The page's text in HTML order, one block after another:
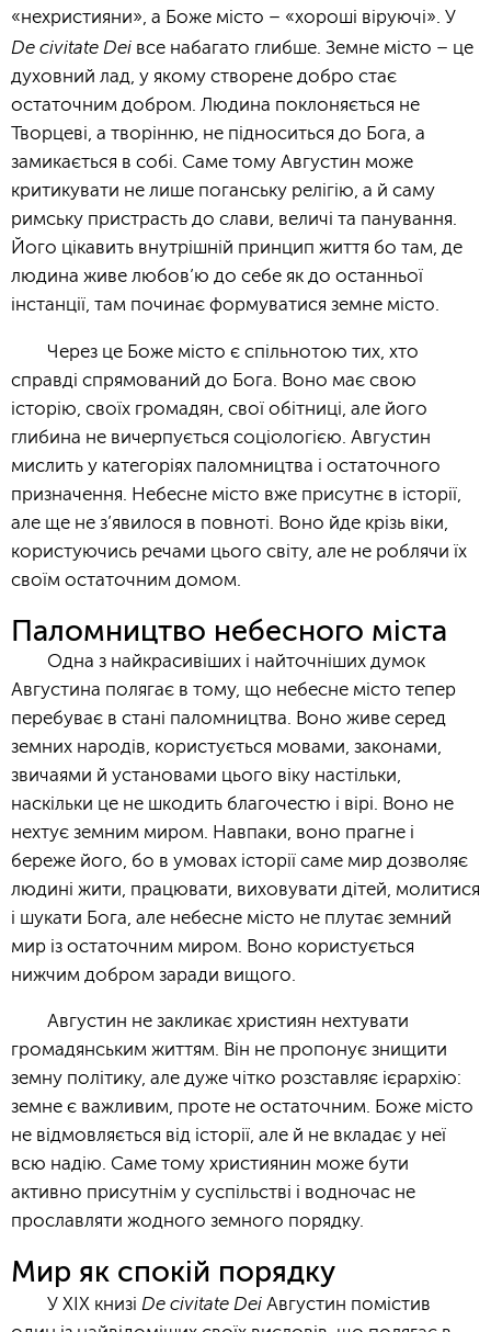
«нехристияни», а Боже місто – «хороші віруючі». У
De civitate Dei все набагато глибше. Земне місто – це
духовний лад, у якому створене добро стає
остаточним добром. Людина поклоняється не
Творцеві, а творінню, не підноситься до Бога, а
замикається в собі. Саме тому Августин може
критикувати не лише поганську релігію, а й саму
римську пристрасть до слави, величі та панування.
Його цікавить внутрішній принцип життя бо там, де
людина живе любов’ю до себе як до останньої
інстанції, там починає формуватися земне місто.
Через це Боже місто є спільнотою тих, хто
справді спрямований до Бога. Воно має свою
історію, своїх громадян, свої обітниці, але його
глибина не вичерпується соціологією. Августин
мислить у категоріях паломництва і остаточного
призначення. Небесне місто вже присутнє в історії,
але ще не з’явилося в повноті. Воно йде крізь віки,
користуючись речами цього світу, але не роблячи їх
своїм остаточним домом.
Паломництво небесного міста
Одна з найкрасивіших і найточніших думок
Августина полягає в тому, що небесне місто тепер
перебуває в стані паломництва. Воно живе серед
земних народів, користується мовами, законами,
звичаями й установами цього віку настільки,
наскільки це не шкодить благочестю і вірі. Воно не
нехтує земним миром. Навпаки, воно прагне і
береже його, бо в умовах історії саме мир дозволяє
людині жити, працювати, виховувати дітей, молитися
і шукати Бога, але небесне місто не плутає земний
мир із остаточним миром. Воно користується
нижчим добром заради вищого.
Августин не закликає християн нехтувати
громадянським життям. Він не пропонує знищити
земну політику, але дуже чітко розставляє ієрархію:
земне є важливим, проте не остаточним. Боже місто
не відмовляється від історії, але й не вкладає у неї
всю надію. Саме тому християнин може бути
активно присутнім у суспільстві і водночас не
прославляти жодного земного порядку.
Мир як спокій порядку
У XIX книзіDe civitate Dei Августин помістив